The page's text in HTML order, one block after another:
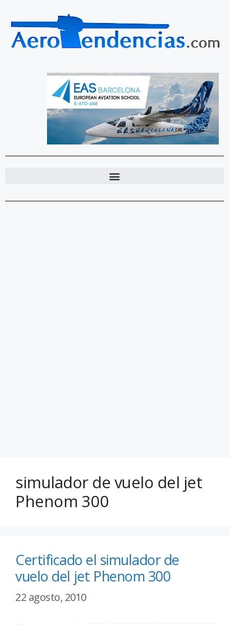
simulador de vuelo del jet
Phenom 300
Certificado el simulador de
vuelo del jet Phenom 300
22 agosto, 2010